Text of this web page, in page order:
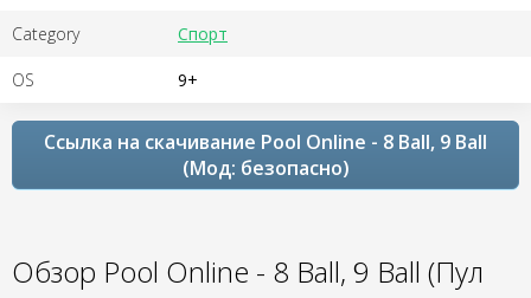
Category Спорт
OS 9+
Ссылка на скачивание Pool Online - 8 Ball, 9 Ball
(Мод: безопасно)
Обзор Pool Online - 8 Ball, 9 Ball (Пул